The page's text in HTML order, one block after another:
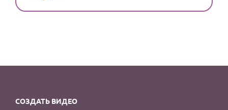
СОЗДАТЬ ВИДЕО